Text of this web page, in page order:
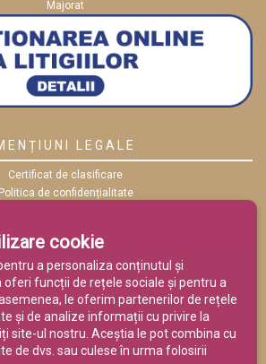
Majorat
LEGALE
Certificat de clasificare
Politica de confidențialitate
Termeni și condiții
cookie
a personaliza conținutul și
oferi funcții de rețele sociale și pentru a
le oferim partenerilor de rețele
și de analize informații cu privire la
site-ul nostru. Aceștia le pot combina cu
de dvs. sau culese în urma folosirii